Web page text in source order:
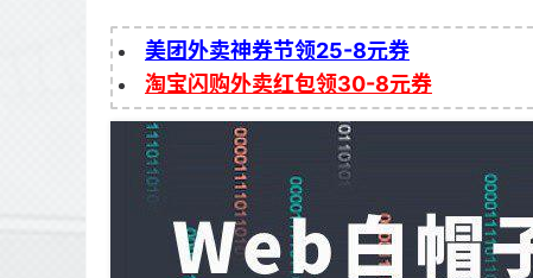
美团外卖神券节领25-8元券
淘宝闪购外卖红包领30-8元券